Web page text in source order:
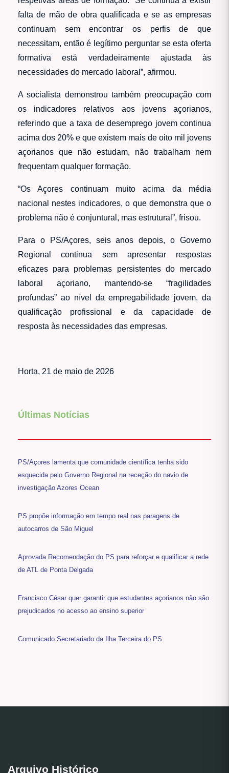
falta de mão de obra qualificada e se as empresas
continuam sem encontrar os perfis de que
necessitam, então é legítimo perguntar se esta oferta
formativa está verdadeiramente ajustada às
necessidades do mercado laboral”, afirmou.
A socialista demonstrou também preocupação com
os indicadores relativos aos jovens açorianos,
referindo que a taxa de desemprego jovem continua
acima dos 20% e que existem mais de oito mil jovens
açorianos que não estudam, não trabalham nem
frequentam qualquer formação.
“Os Açores continuam muito acima da média
nacional nestes indicadores, o que demonstra que o
problema não é conjuntural, mas estrutural”, frisou.
Para o PS/Açores, seis anos depois, o Governo
Regional continua sem apresentar respostas
eficazes para problemas persistentes do mercado
laboral açoriano, mantendo-se “fragilidades
profundas” ao nível da empregabilidade jovem, da
qualificação profissional e da capacidade de
resposta às necessidades das empresas.
Horta, 21 de maio de 2026
Últimas Notícias
PS/Açores lamenta que comunidade científica tenha sido
esquecida pelo Governo Regional na receção do navio de
investigação Azores Ocean
PS propõe informação em tempo real nas paragens de
autocarros de São Miguel
Aprovada Recomendação do PS para reforçar e qualificar a rede
de ATL de Ponta Delgada
Francisco César quer garantir que estudantes açorianos não são
prejudicados no acesso ao ensino superior
Comunicado Secretariado da Ilha Terceira do PS
Arquivo Histórico